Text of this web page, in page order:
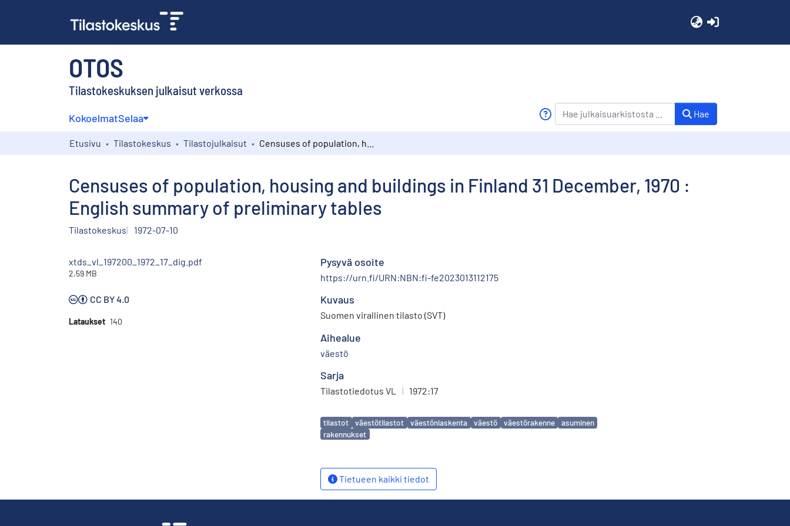
OTOS
Tilastokeskuksen julkaisut verkossa
KokoelmatSelaa Hae
Etusivu Tilastokeskus Tilastojulkaisut
Censuses of population, housing and buildings in Finland 31 December, 1970 :
English summary of preliminary tables
Tilastokeskus 1972-07-10
xtds_vl_197200_1972_17_dig.pdf
2.59 MB
CC BY 4.0
Lataukset 140
Pysyvä osoite
https://urn.fi/URN:NBN:fi-fe2023013112175
Kuvaus
Suomen virallinen tilasto (SVT)
Aihealue
väestö
Sarja
Tilastotiedotus VL | 1972:17
Avainsanat
tilastot väestötilastot väestönlaskenta väestö väestörakenne
asuminen
rakennukset
Tietueen kaikki tiedot